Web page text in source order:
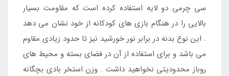
سی چرمی دو لایه استفاده کرده است که مقاومت بسیار
بالایی را در هنگام بازی های کودکانه از خود نشان می دهد
. این نوع بدنه در برابر نور خورشید نیز تا حدود زیادی مقاوم
می باشد و برای استفاده از آن در فضای بسته و محیط های
روباز محدودیتی نخواهید داشت . وزن استخر بادی بچگانه